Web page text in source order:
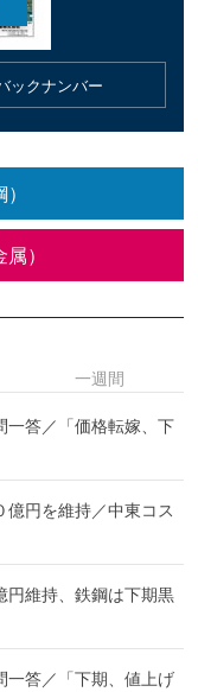
ックナンバー
）
一答／「価格転嫁、下
億円を維持／中東コス
円維持、鉄鋼は下期黒
一答／「下期、値上げ
一週間